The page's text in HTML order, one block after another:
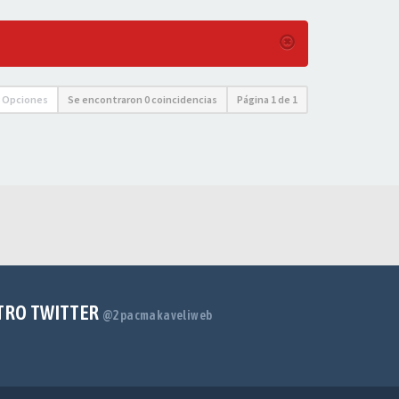
Opciones Se encontraron 0 coincidencias Página 1 de 1
TWITTER @2pacmakaveliweb